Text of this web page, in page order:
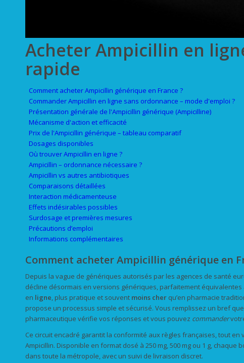
Acheter Ampicillin en
rapide
Comment acheter Ampicillin générique en France ?
Commander Ampicillin en ligne sans ordonnance – mode d'emploi ?
Présentation générale de l'Ampicillin générique (Ampicilline)
Mécanisme d'action et efficacité
Prix de l'Ampicillin générique – tableau comparatif
Dosages disponibles
Où trouver Ampicillin en ligne ?
Ampicillin – ordonnance nécessaire ?
Ampicillin vs autres antibiotiques
Comparaisons détaillées
Interaction médicamenteuse
Effets indésirables possibles
Surdosage et premières mesures
Précautions d’emploi
Informations complémentaires
Comment acheter Ampicillin générique en
Depuis la vague de génériques autorisés par les agences de santé
décline désormais en versions génériques, parfaitement
en ligne, plus pratique et souvent moins cher qu’en pharmacie
propose un processus simple et sécurisé. Vous remplissez un bref
pharmaceutique vérifie vos réponses et vous pouvez commander
Ce circuit encadré garantit la conformité aux règles françaises, tout en
Ampicillin. Disponible en format dosé à 250 mg, 500 mg ou 1 g, chaque
dans toute la métropole, avec un suivi de livraison discret.